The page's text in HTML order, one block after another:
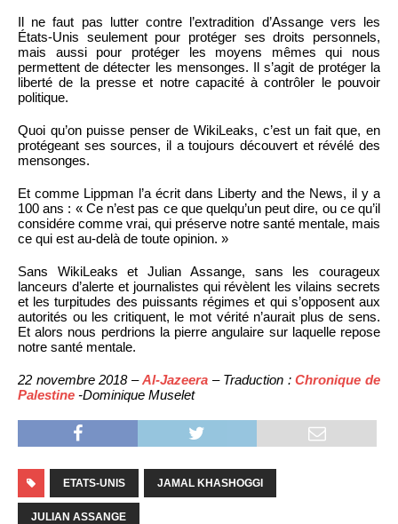
Il ne faut pas lutter contre l’extradition d’Assange vers les
États-Unis seulement pour protéger ses droits personnels,
mais aussi pour protéger les moyens mêmes qui nous
permettent de détecter les mensonges. Il s’agit de protéger la
liberté de la presse et notre capacité à contrôler le pouvoir
politique.
Quoi qu’on puisse penser de WikiLeaks, c’est un fait que, en
protégeant ses sources, il a toujours découvert et révélé des
mensonges.
Et comme Lippman l’a écrit dans Liberty and the News, il y a
100 ans : « Ce n’est pas ce que quelqu’un peut dire, ou ce qu’il
considére comme vrai, qui préserve notre santé mentale, mais
ce qui est au-delà de toute opinion. »
Sans WikiLeaks et Julian Assange, sans les courageux
lanceurs d’alerte et journalistes qui révèlent les vilains secrets
et les turpitudes des puissants régimes et qui s’opposent aux
autorités ou les critiquent, le mot vérité n’aurait plus de sens.
Et alors nous perdrions la pierre angulaire sur laquelle repose
notre santé mentale.
22 novembre 2018 –Al-Jazeera – Traduction :Chronique de
Palestine -Dominique Muselet
ETATS-UNIS JAMAL KHASHOGGI
JULIAN ASSANGE